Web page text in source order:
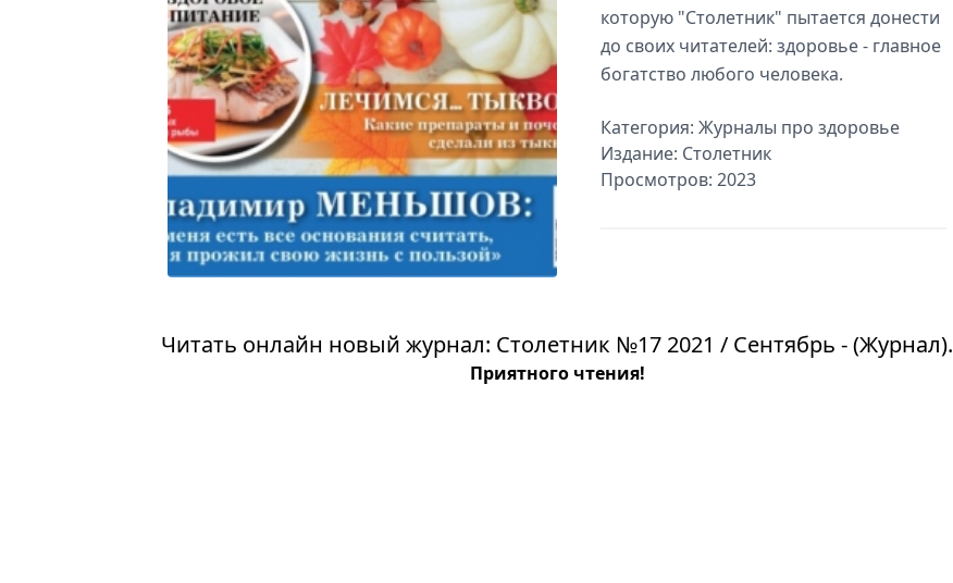
которую "Столетник" пытается донести
до своих читателей: здоровье - главное
богатство любого человека.
Категория: Журналы про здоровье
Издание: Столетник
Просмотров: 2023
Читать онлайн новый журнал: Столетник №17 2021 / Сентябрь - (Журнал).
Приятного чтения!